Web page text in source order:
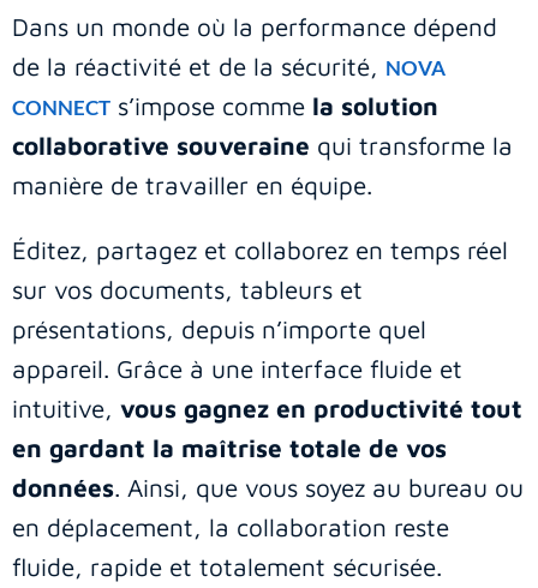
Dans un monde où la performance dépend
de la réactivité et de la sécurité,
NOVA
CONNECT s’impose comme la solution
collaborative souveraine qui transforme la
manière de travailler en équipe.
Éditez, partagez et collaborez en temps réel
sur vos documents, tableurs et
présentations, depuis n’importe quel
appareil. Grâce à une interface fluide et
intuitive, vous gagnez en productivité tout
en gardant la maîtrise totale de vos
données . Ainsi, que vous soyez au bureau ou
en déplacement, la collaboration reste
fluide, rapide et totalement sécurisée.